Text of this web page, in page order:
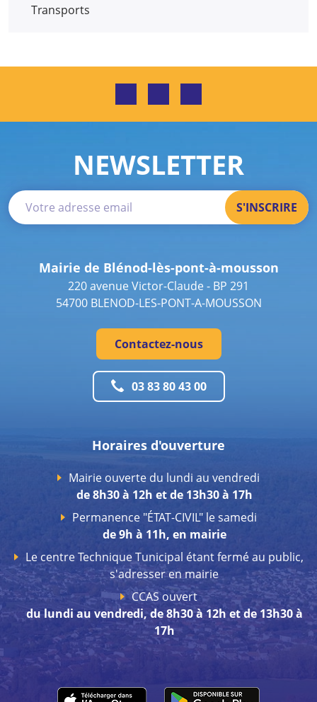
Transports
NEWSLETTER
Mairie de Blénod-lès-pont-à-mousson
220 avenue Victor-Claude - BP 291
54700 BLENOD-LES-PONT-A-MOUSSON
Contactez-nous
03 83 80 43 00
Horaires d'ouverture
Mairie ouverte du lundi au vendredi
de 8h30 à 12h et de 13h30 à 17h
Permanence "ÉTAT-CIVIL" le samedi
de 9h à 11h, en mairie
Le centre Technique Tunicipal étant fermé au public,
s'adresser en mairie
CCAS ouvert
du lundi au vendredi, de 8h30 à 12h et de 13h30 à
17h